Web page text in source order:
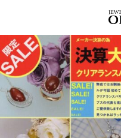
を
ス
キ
ッ
プ